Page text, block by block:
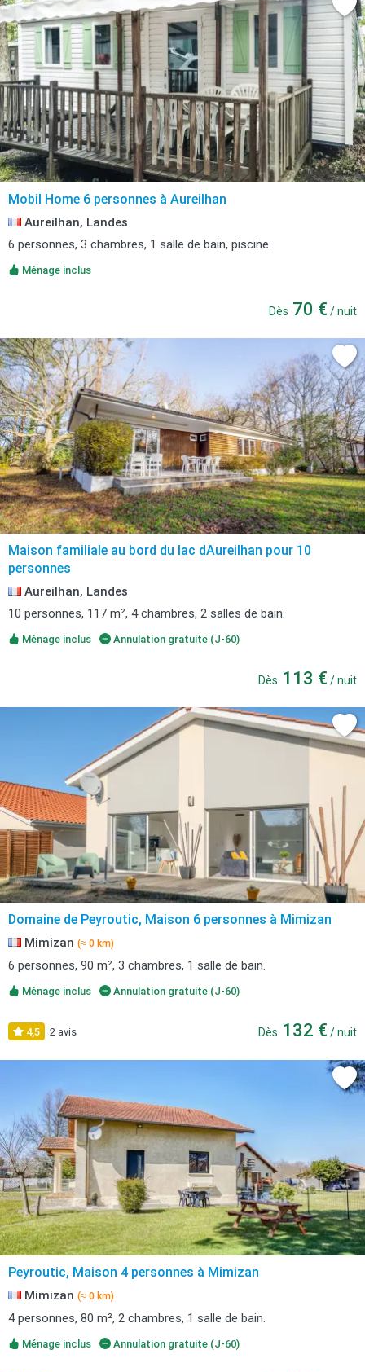
Mobil Home 6 personnes à Aureilhan
Aureilhan, Landes
6 personnes, 3 chambres, 1 salle de bain, piscine.
Ménage inclus
Dès 70 € / nuit
Maison familiale au bord du lac dAureilhan pour 10
personnes
Aureilhan, Landes
10 personnes, 117 m², 4 chambres, 2 salles de bain.
Ménage inclus Annulation gratuite (J-60)
Dès 113 € / nuit
Domaine de Peyroutic, Maison 6 personnes à Mimizan
Mimizan (≈ 0 km)
6 personnes, 90 m², 3 chambres, 1 salle de bain.
Ménage inclus Annulation gratuite (J-60)
4,5 2 avis Dès 132 € / nuit
Peyroutic, Maison 4 personnes à Mimizan
Mimizan (≈ 0 km)
4 personnes, 80 m², 2 chambres, 1 salle de bain.
Ménage inclus Annulation gratuite (J-60)